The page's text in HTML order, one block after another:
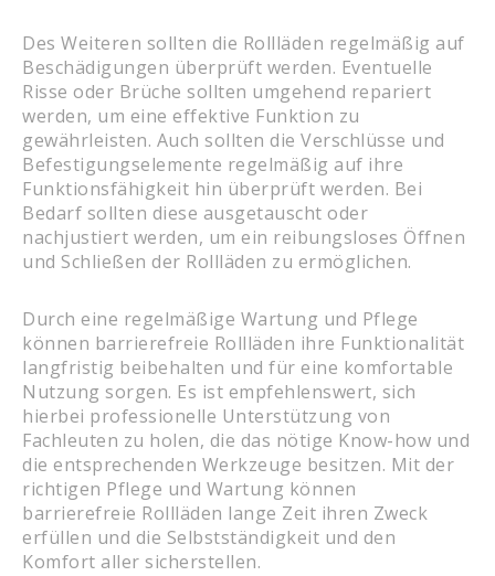
Des Weiteren sollten die Rollläden regelmäßig auf
Beschädigungen überprüft werden. Eventuelle
Risse oder Brüche sollten umgehend repariert
werden, um eine effektive Funktion zu
gewährleisten. Auch sollten die Verschlüsse und
Befestigungselemente regelmäßig auf ihre
Funktionsfähigkeit hin überprüft werden. Bei
Bedarf sollten diese ausgetauscht oder
nachjustiert werden, um ein reibungsloses Öffnen
und Schließen der Rollläden zu ermöglichen.
Durch eine regelmäßige Wartung und Pflege
können barrierefreie Rollläden ihre Funktionalität
langfristig beibehalten und für eine komfortable
Nutzung sorgen. Es ist empfehlenswert, sich
hierbei professionelle Unterstützung von
Fachleuten zu holen, die das nötige Know-how und
die entsprechenden Werkzeuge besitzen. Mit der
richtigen Pflege und Wartung können
barrierefreie Rollläden lange Zeit ihren Zweck
erfüllen und die Selbstständigkeit und den
Komfort aller sicherstellen.